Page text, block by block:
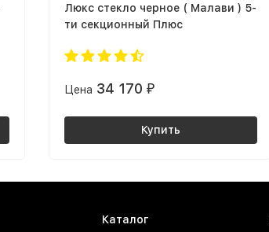
Люкс стекло черное ( Малави ) 5-
ти секционный Плюс
Цена 34 170₽
Купить
Каталог